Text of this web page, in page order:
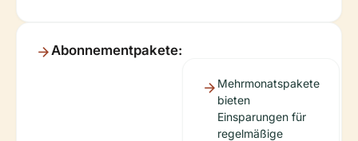
Abonnementpakete:
Mehrmonatspakete
bieten
Einsparungen für
regelmäßige